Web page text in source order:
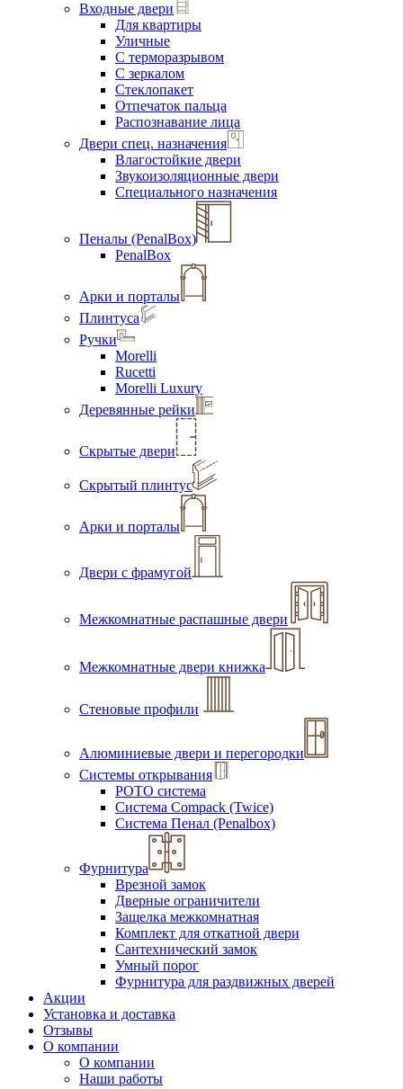
Входные двери
Для квартиры
Уличные
С терморазрывом
С зеркалом
Стеклопакет
Отпечаток пальца
Распознавание лица
Двери спец. назначения
Влагостойкие двери
Звукоизоляционные двери
Специального назначения
Пеналы (PenalBox)
PenalBox
Арки и порталы
Плинтуса
Ручки
Morelli
Rucetti
Morelli Luxury
Деревянные рейки
Скрытые двери
Скрытый плинтус
Арки и порталы
Двери с фрамугой
Межкомнатные распашные двери
Межкомнатные двери книжка
Стеновые профили
Алюминиевые двери и перегородки
Системы открывания
РОТО система
Система Compack (Twice)
Система Пенал (Penalbox)
Фурнитура
Врезной замок
Дверные ограничители
Защелка межкомнатная
Комплект для откатной двери
Сантехнический замок
Умный порог
Фурнитура для раздвижных дверей
Акции
Установка и доставка
Отзывы
О компании
О компании
Наши работы